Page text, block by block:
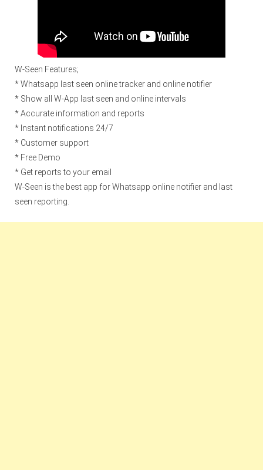
W-Seen Features;
* Whatsapp last seen online tracker and online notifier
* Show all W-App last seen and online intervals
* Accurate information and reports
* Instant notifications 24/7
* Customer support
* Free Demo
* Get reports to your email
W-Seen is the best app for Whatsapp online notifier and last
seen reporting.